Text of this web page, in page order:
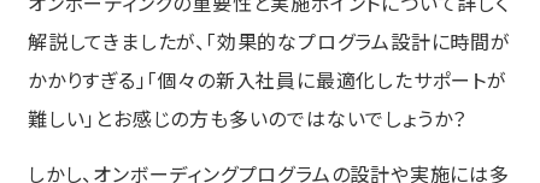
解説してきましたが、「効果的なプログラム設計に時間が
かかりすぎる」「個々の新入社員に最適化したサポートが
難しい」とお感じの方も多いのではないでしょうか？
しかし、オンボーディングプログラムの設計や実施には多